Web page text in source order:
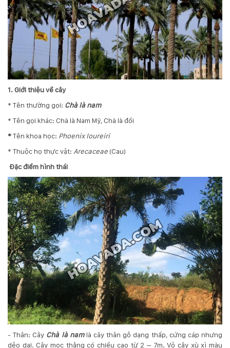
Đà
Nẵng
1. Giới thiệu về cây
* Tên thường gọi: Chà là nam
* Tên gọi khác: Chà là Nam Mỹ, Chà là đồi
*Tên khoa học: Phoenix loureiri
* Thuộc họ thực vật: Arecaceae (Cau)
Đặc điểm hình thái
- Thân: Cây Chà là namlà cây thân gỗ dạng thấp, cứng cáp nhưng
dẻo dai. Cây mọc thẳng có chiều cao từ 2 – 7m. Vỏ cây xù xì màu